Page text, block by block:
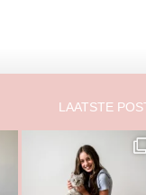
LAATSTE